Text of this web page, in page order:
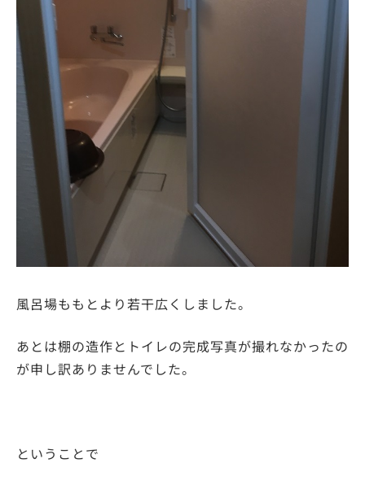
風呂場ももとより若干広くしました。
あとは棚の造作とトイレの完成写真が撮れなかったの
が申し訳ありませんでした。
ということで